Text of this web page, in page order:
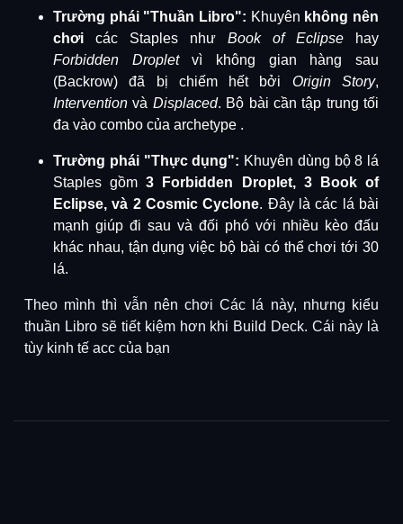
Trường phái "Thuần Libro": Khuyên không nên
chơi các Staples như Book of Eclipse hay
Forbidden Dropletvì không gian hàng sau
(Backrow) đã bị chiếm hết bởi Origin Story,
Intervention và Displaced. Bộ bài cần tập trung tối
đa vào combo của archetype .
Trường phái "Thực dụng": Khuyên dùng bộ 8 lá
Staples gồm3 Forbidden Droplet, 3 Book of
Eclipse, và 2 Cosmic Cyclone. Đây là các lá bài
mạnh giúp đi sau và đối phó với nhiều kèo đấu
khác nhau, tận dụng việc bộ bài có thể chơi tới 30
lá.
Theo mình thì vẫn nên chơi Các lá này, nhưng kiểu
thuần Libro sẽ tiết kiệm hơn khi Build Deck. Cái này là
tùy kinh tế acc của bạn